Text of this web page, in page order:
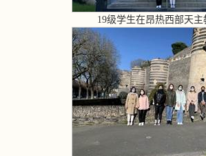
19级学生在昂热西部天主